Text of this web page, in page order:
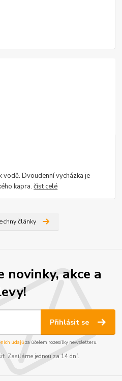
vodě. Dvoudenní vycházka je
kapra.číst celé
články
novinky, akce a
Přihlásit se
údajůza účelem rozesílky newsletteru.
Zasíláme jednou za 14 dní.